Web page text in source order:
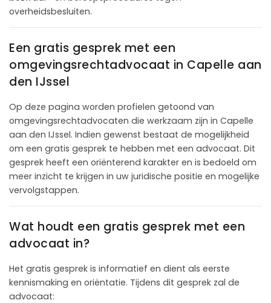
overheidsbesluiten.
Een gratis gesprek met een
omgevingsrechtadvocaat in Capelle aan
den IJssel
Op deze pagina worden profielen getoond van
omgevingsrechtadvocaten die werkzaam zijn in Capelle
aan den IJssel. Indien gewenst bestaat de mogelijkheid
om een gratis gesprek te hebben met een advocaat. Dit
gesprek heeft een oriënterend karakter en is bedoeld om
meer inzicht te krijgen in uw juridische positie en mogelijke
vervolgstappen.
Wat houdt een gratis gesprek met een
advocaat in?
Het gratis gesprek is informatief en dient als eerste
kennismaking en oriëntatie. Tijdens dit gesprek zal de
advocaat: